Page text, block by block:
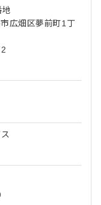
地
広畑区夢前町1丁